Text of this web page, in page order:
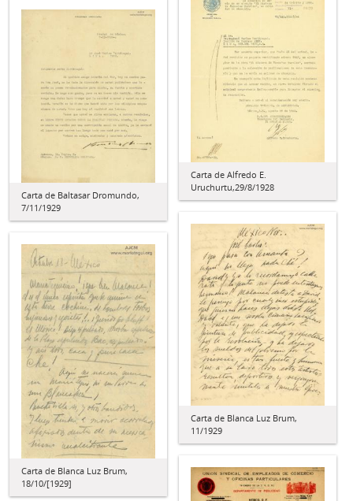
Carta de Alfredo E.
Uruchurtu,29/8/1928
Carta de Baltasar Dromundo,
7/11/1929
Carta de Blanca Luz Brum,
11/1929
Carta de Blanca Luz Brum,
18/10/[1929]